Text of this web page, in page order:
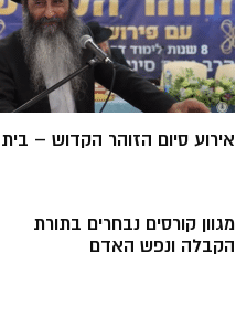
אירוע סיום הזוהר הקדוש –
מגוון קורסים נבחרים בתורת
הקבלה ונפש האדם